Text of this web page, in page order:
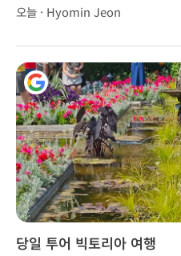
오늘 · Hyomin Jeon
당일 투어 빅토리아 여행